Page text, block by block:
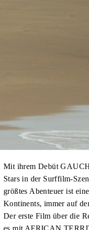
Mit ihrem Debüt
Stars in der Surffilm-
größtes Abenteuer ist
Kontinents, immer auf
Der erste Film über die
es mit AFRICAN